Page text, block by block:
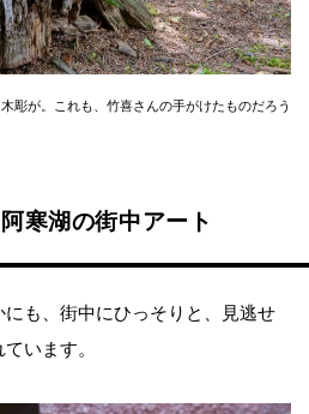
彫が。これも、竹喜さんの手がけたものだろう
寒湖の街中アート
も、街中にひっそりと、見逃せ
います。